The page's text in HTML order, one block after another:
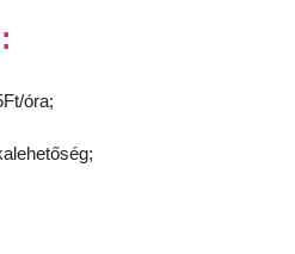
óra;